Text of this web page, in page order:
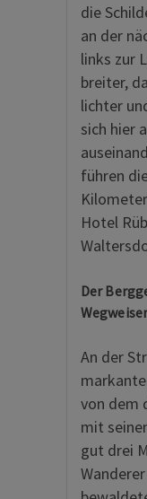
die
an der
links zur
breiter,
lichter
sich hier
führen
Hotel
Der
Wegweiser
An der
von dem
mit
gut drei